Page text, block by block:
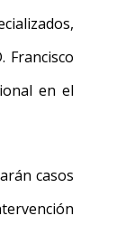
Francisco
en el
casos